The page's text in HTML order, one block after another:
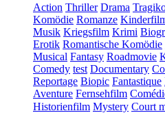
Action Thriller Drama
Komödie Romanze
Musik Kriegsfilm Krimi
Erotik Romantische Komödie
Musical Fantasy Roadmovie
Comedy test Documentary
Reportage Biopic Fantastique
Aventure Fernsehfilm
Historienfilm Mystery Court